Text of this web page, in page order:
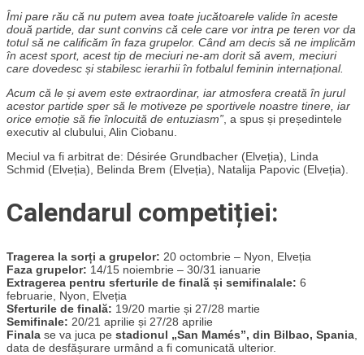
Îmi pare rău că nu putem avea toate jucătoarele valide în aceste
două partide, dar sunt convins că cele care vor intra pe teren vor da
totul să ne calificăm în faza grupelor. Când am decis să ne implicăm
în acest sport, acest tip de meciuri ne-am dorit să avem, meciuri
care dovedesc și stabilesc ierarhii în fotbalul feminin internațional.
Acum că le și avem este extraordinar, iar atmosfera creată în jurul
acestor partide sper să le motiveze pe sportivele noastre tinere, iar
orice emoție să fie înlocuită de entuziasm” , a spus și președintele
executiv al clubului, Alin Ciobanu.
Meciul va fi arbitrat de: Désirée Grundbacher (Elveția), Linda
Schmid (Elveția), Belinda Brem (Elveția), Natalija Papovic (Elveția).
Calendarul competiției:
Tragerea la sorți a grupelor: 20 octombrie – Nyon, Elveția
Faza grupelor: 14/15 noiembrie – 30/31 ianuarie
Extragerea pentru sferturile de finală și semifinalale: 6
februarie, Nyon, Elveția
Sferturile de finală: 19/20 martie și 27/28 martie
Semifinale: 20/21 aprilie și 27/28 aprilie
Finala se va juca pe stadionul „San Mamés”, din Bilbao, Spania
data de desfășurare urmând a fi comunicată ulterior.